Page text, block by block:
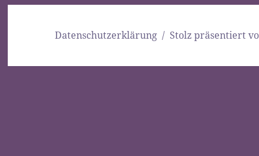
Datenschutzerklärung Stolz präsentiert